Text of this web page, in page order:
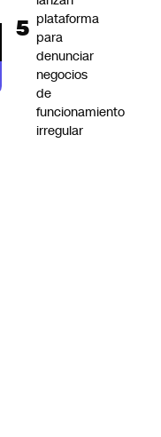
plataforma
para
denunciar
negocios
de
funcionamiento
irregular